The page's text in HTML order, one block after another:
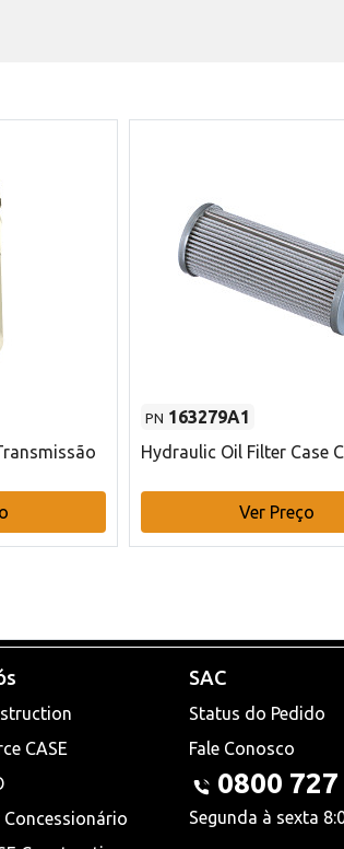
PN 163279A1
Hydraulic Oil Filter Case
Ver Preço
CASE
Concessionário
SAC
Status do Pedido
Fale Conosco
0800
Segunda à sexta